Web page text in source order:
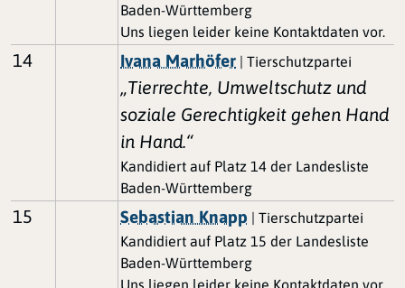
Baden-Württemberg
Uns liegen leider keine Kontaktdaten vor.
14 Ivana Marhöfer | Tierschutzpartei
„Tierrechte, Umweltschutz und
soziale Gerechtigkeit gehen Hand
in Hand.“
Kandidiert auf Platz 14 der Landesliste
Baden-Württemberg
15 Sebastian Knapp | Tierschutzpartei
Kandidiert auf Platz 15 der Landesliste
Baden-Württemberg
Uns liegen leider keine Kontaktdaten vor.